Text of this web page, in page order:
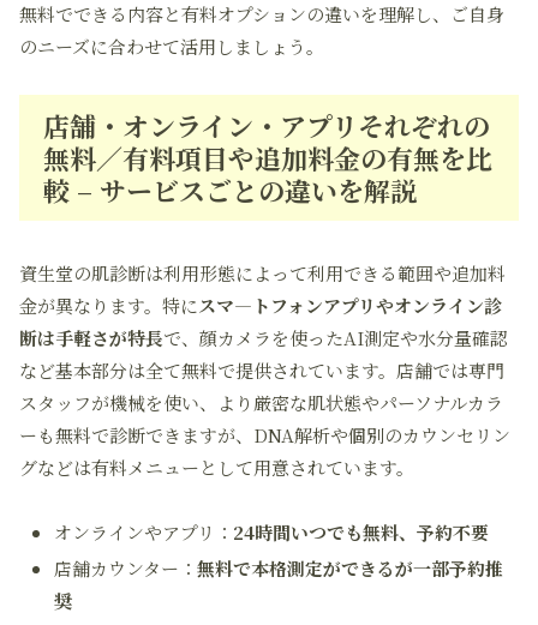
無料でできる内容と有料オプションの違いを理解し、ご自身
のニーズに合わせて活用しましょう。
店舗・オンライン・アプリそれぞれの
無料／有料項目や追加料金の有無を比
較 – サービスごとの違いを解説
資生堂の肌診断は利用形態によって利用できる範囲や追加料
金が異なります。特にスマ―トフォンアプリやオンライン診
断は手軽さが特長で、顔カメラを使ったAI測定や水分量確認
など基本部分は全て無料で提供されています。店舗では専門
スタッフが機械を使い、より厳密な肌状態やパーソナルカラ
ーも無料で診断できますが、DNA解析や個別のカウンセリン
グなどは有料メニューとして用意されています。
オンラインやアプリ： 24時間いつでも無料、予約不要
店舗カウンター： 無料で本格測定ができるが一部予約推
奨